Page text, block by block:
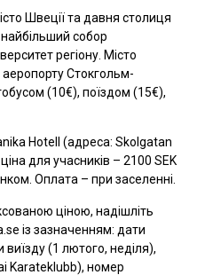
Швеції та давня столиця
найбільший собор
регіону. Місто
Стокгольм-
(10€), поїздом (15€),
Hotell (адреса: Skolgatan
для учасників – 2100 SEK
Оплата – при заселенні.
ціною, надішліть
із зазначенням: дати
виїзду (1 лютого, неділя),
Karateklubb), номер